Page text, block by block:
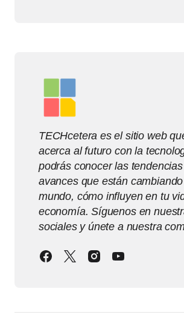
TECHcetera es el sitio web
acerca al futuro con la
podrás conocer las
avances que están
mundo, cómo influyen en tu
economía. Síguenos en
sociales y únete a nuestra